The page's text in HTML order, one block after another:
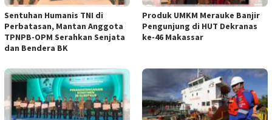
Sentuhan Humanis TNI di
Perbatasan, Mantan Anggota
TPNPB-OPM Serahkan Senjata
dan Bendera BK
Produk UMKM Merauke Banjir
Pengunjung di HUT Dekranas
ke-46 Makassar